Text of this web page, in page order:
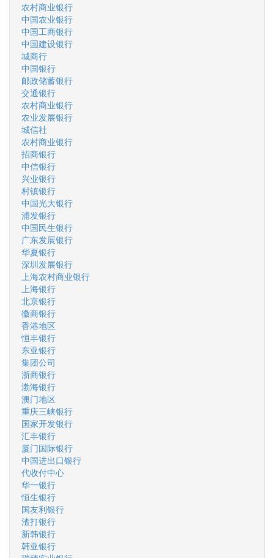
农村商业银行
中国农业银行
中国工商银行
中国建设银行
城商行
中国银行
邮政储蓄银行
交通银行
农村商业银行
农业发展银行
城信社
农村商业银行
招商银行
中信银行
兴业银行
村镇银行
中国光大银行
浦发银行
中国民生银行
广东发展银行
华夏银行
深圳发展银行
上海农村商业银行
上海银行
北京银行
徽商银行
香港地区
恒丰银行
东亚银行
集团公司
浙商银行
渤海银行
澳门地区
重庆三峡银行
国家开发银行
汇丰银行
厦门国际银行
中国进出口银行
代收付中心
华一银行
恒生银行
国友利银行
渣打银行
新韩银行
韩亚银行